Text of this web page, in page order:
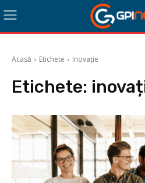
Acasă Etichete Inovație
Etichete: